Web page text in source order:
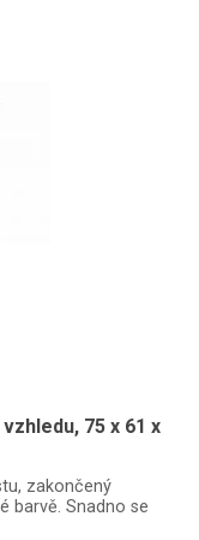
75 x 61 x
zakončený
barvě. Snadno se